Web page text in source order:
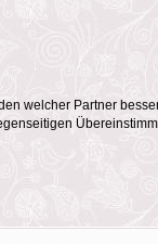
welcher Partner